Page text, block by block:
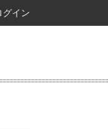
グイン